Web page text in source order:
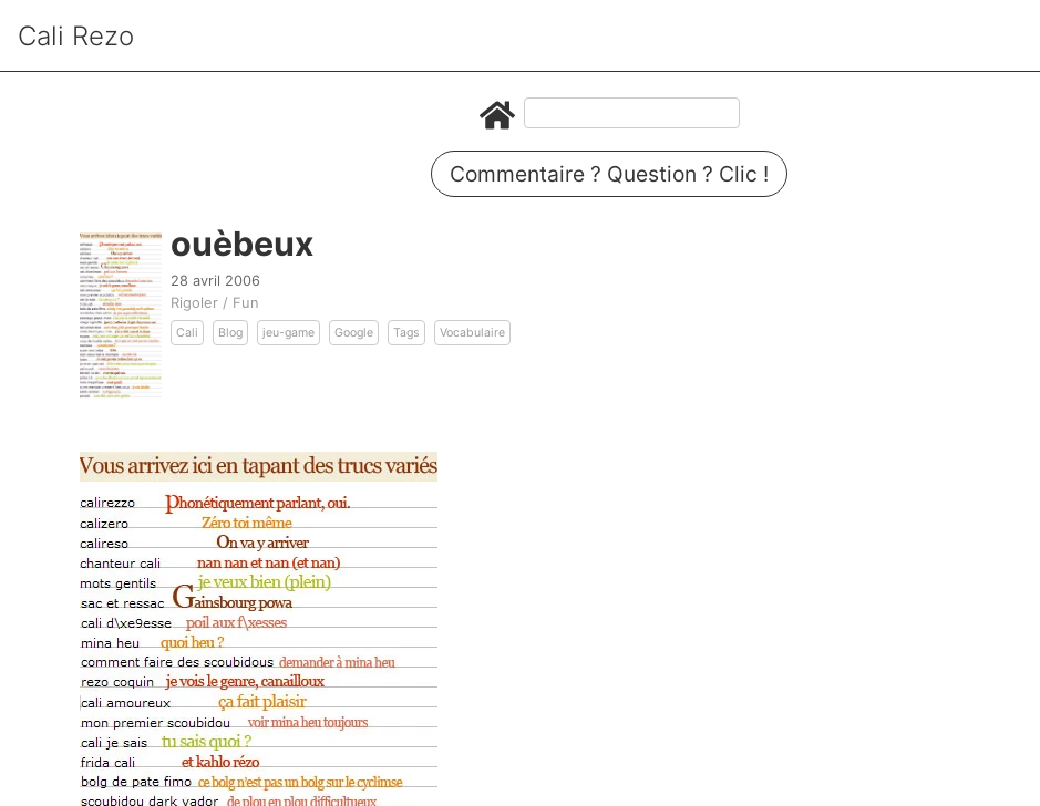
Cali Rezo
Commentaire ? Question ? Clic !
ouèbeux
28 avril 2006
Rigoler / Fun
Cali Blog jeu-game Google Tags Vocabulaire